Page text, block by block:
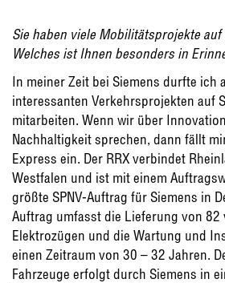
Sie haben viele Mobilitätsprojekte
Welches ist Ihnen besonders in
In meiner Zeit bei Siemens durfte ich
interessanten Verkehrsprojekten auf
mitarbeiten. Wenn wir über
Nachhaltigkeit sprechen, dann fällt
Express ein. Der RRX verbindet
Westfalen und ist mit einem
größte SPNV-Auftrag für Siemens in
Auftrag umfasst die Lieferung von 82
Elektrozügen und die Wartung und
einen Zeitraum von 30 – 32 Jahren.
Fahrzeuge erfolgt durch Siemens in